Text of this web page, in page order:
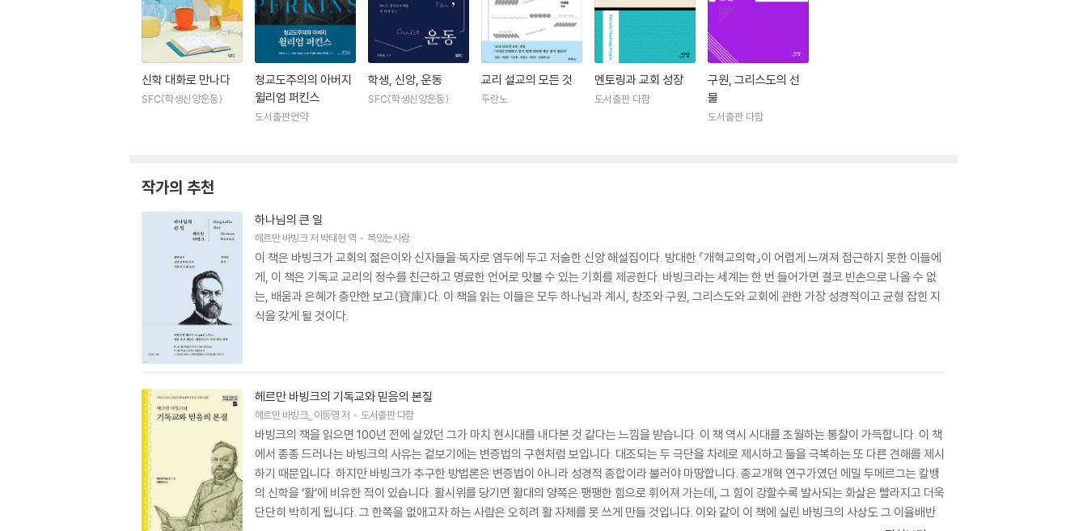
신학 대화로 만나다
SFC(학생신앙운동)
청교도주의의 아버지
윌리엄 퍼킨스
도서출판언약
학생, 신앙, 운동
SFC(학생신앙운동)
교리 설교의 모든 것
두란노
멘토링과 교회 성장
도서출판 다함
구원, 그리스도의 선
물
도서출판 다함
작가의 추천
하나님의 큰 일
헤르만 바빙크저 박태현 역 복있는사람
이 책은 바빙크가 교회의 젊은이와 신자들을 독자로 염두에 두고 저술한 신앙 해설집이다. 방대한 『개혁교의학』이 어렵게 느껴져 접근하지 못한 이들에
게, 이 책은 기독교 교리의 정수를 친근하고 명료한 언어로 맛볼 수 있는 기회를 제공한다. 바빙크라는 세계는 한 번 들어가면 결코 빈손으로 나올 수 없
는, 배움과 은혜가 충만한 보고(寶庫)다. 이 책을 읽는 이들은 모두 하나님과 계시, 창조와 구원, 그리스도와 교회에 관한 가장 성경적이고 균형 잡힌 지
식을 갖게 될 것이다.
헤르만 바빙크의 기독교와 믿음의 본질
헤르만 바빙크 이동영저 도서출판 다함
바빙크의 책을 읽으면 100년 전에 살았던 그가 마치 현시대를 내다본 것 같다는 느낌을 받습니다. 이 책 역시 시대를 초월하는 통찰이 가득합니다. 이 책
에서 종종 드러나는 바빙크의 사유는 겉보기에는 변증법의 구현처럼 보입니다. 대조되는 두 극단을 차례로 제시하고 둘을 극복하는 또 다른 견해를 제시
하기 때문입니다. 하지만 바빙크가 추구한 방법론은 변증법이 아니라 성경적 종합이라 불러야 마땅합니다. 종교개혁 연구가였던 에밀 두메르그는 칼뱅
의 신학을 ‘활’에 비유한 적이 있습니다. 활시위를 당기면 활대의 양쪽은 팽팽한 힘으로 휘어져 가는데, 그 힘이 강할수록 발사되는 화살은 빨라지고 더욱
단단히 박히게 됩니다. 그 한쪽을 없애고자 하는 사람은 오히려 활 자체를 못 쓰게 만들 것입니다. 이와 같이 이 책에 실린 바빙크의 사상도 그 이율배반